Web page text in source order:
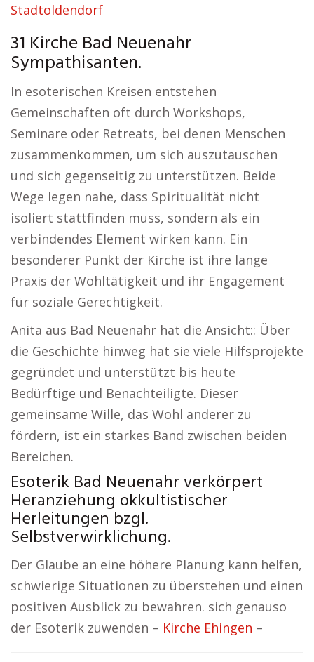
Stadtoldendorf
31 Kirche Bad Neuenahr
Sympathisanten.
In esoterischen Kreisen entstehen
Gemeinschaften oft durch Workshops,
Seminare oder Retreats, bei denen Menschen
zusammenkommen, um sich auszutauschen
und sich gegenseitig zu unterstützen. Beide
Wege legen nahe, dass Spiritualität nicht
isoliert stattfinden muss, sondern als ein
verbindendes Element wirken kann. Ein
besonderer Punkt der Kirche ist ihre lange
Praxis der Wohltätigkeit und ihr Engagement
für soziale Gerechtigkeit.
Anita aus Bad Neuenahr hat die Ansicht:: Über
die Geschichte hinweg hat sie viele Hilfsprojekte
gegründet und unterstützt bis heute
Bedürftige und Benachteiligte. Dieser
gemeinsame Wille, das Wohl anderer zu
fördern, ist ein starkes Band zwischen beiden
Bereichen.
Esoterik Bad Neuenahr verkörpert
Heranziehung okkultistischer
Herleitungen bzgl.
Selbstverwirklichung.
Der Glaube an eine höhere Planung kann helfen,
schwierige Situationen zu überstehen und einen
positiven Ausblick zu bewahren. sich genauso
der Esoterik zuwenden – Kirche Ehingen –